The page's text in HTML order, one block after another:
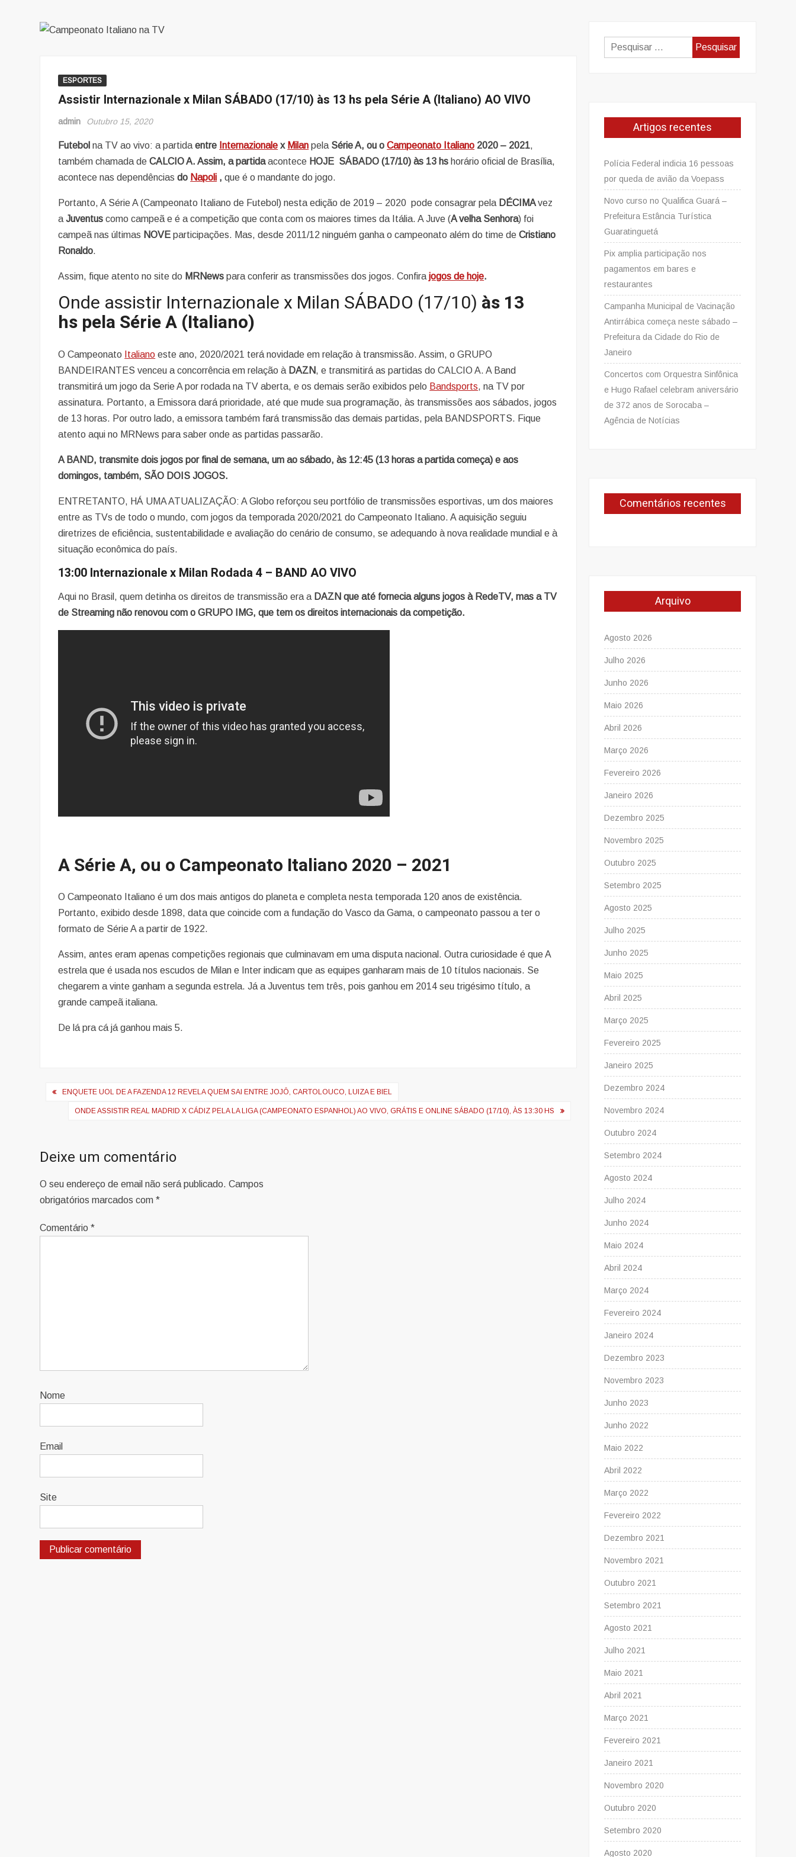
ESPORTES
Assistir Internazionale x Milan SÁBADO (17/10) às 13 hs pela Série A (Italiano) AO VIVO
admin Outubro 15, 2020
Futebolna TV ao vivo: a partidaentre Internazionale x Milan pela Série A, ou oCampeonato Italiano 2020 – 2021,
também chamada deCALCIO A. Assim, a partidaacontece HOJE SÁBADO (17/10) às 13 hs horário oficial de Brasília,
acontece nas dependências do Napoli , que é o mandante do jogo.
Portanto, A Série A (Campeonato Italiano de Futebol) nesta edição de 2019 – 2020 pode consagrar pela DÉCIMAvez
aJuventus como campeã e é a competição que conta com os maiores times da Itália. A Juve (A velha Senhora) foi
campeã nas últimas NOVE participações. Mas, desde 2011/12 ninguém ganha o campeonato além do time deCristiano
Ronaldo.
Assim, fique atento no site do MRNews para conferir as transmissões dos jogos. Confirajogos de hoje.
Onde assistir Internazionale x Milan SÁBADO (17/10) às 13
hs pela Série A (Italiano)
O Campeonato Italiano este ano, 2020/2021 terá novidade em relação à transmissão. Assim, o GRUPO
BANDEIRANTES venceu a concorrência em relação à DAZN, e transmitirá as partidas do CALCIO A. A Band
transmitirá um jogo da Serie A por rodada na TV aberta, e os demais serão exibidos pelo Bandsports, na TV por
assinatura. Portanto, a Emissora dará prioridade, até que mude sua programação, às transmissões aos sábados, jogos
de 13 horas. Por outro lado, a emissora também fará transmissão das demais partidas, pela BANDSPORTS. Fique
atento aqui no MRNews para saber onde as partidas passarão.
A BAND, transmite dois jogos por final de semana, um ao sábado, às 12:45 (13 horas a partida começa) e aos
domingos, também, SÃO DOIS JOGOS.
ENTRETANTO, HÁ UMA ATUALIZAÇÃO: A Globo reforçou seu portfólio de transmissões esportivas, um dos maiores
entre as TVs de todo o mundo, com jogos da temporada 2020/2021 do Campeonato Italiano. A aquisição seguiu
diretrizes de eficiência, sustentabilidade e avaliação do cenário de consumo, se adequando à nova realidade mundial e à
situação econômica do país.
13:00 Internazionale x Milan Rodada 4 – BAND AO VIVO
Aqui no Brasil, quem detinha os direitos de transmissão era a DAZN que até fornecia alguns jogos à RedeTV, mas a TV
de Streaming não renovou com o GRUPO IMG, que tem os direitos internacionais da competição.
ASérie A, ou o Campeonato Italiano 2020 – 2021
O Campeonato Italiano é um dos mais antigos do planeta e completa nesta temporada 120 anos de existência.
Portanto, exibido desde 1898, data que coincide com a fundação do Vasco da Gama, o campeonato passou a ter o
formato de Série A a partir de 1922.
Assim, antes eram apenas competições regionais que culminavam em uma disputa nacional. Outra curiosidade é que A
estrela que é usada nos escudos de Milan e Inter indicam que as equipes ganharam mais de 10 títulos nacionais. Se
chegarem a vinte ganham a segunda estrela. Já a Juventus tem três, pois ganhou em 2014 seu trigésimo título, a
grande campeã italiana.
De lá pra cá já ganhou mais 5.
Navegação
ENQUETE UOL DE A FAZENDA 12 REVELA QUEM SAI ENTRE JOJÔ, CARTOLOUCO, LUIZA E BIEL
ONDE ASSISTIR REAL MADRID X CÁDIZ PELA LA LIGA (CAMPEONATO ESPANHOL) AO VIVO, GRÁTIS E ONLINE SÁBADO (17/10), ÀS 13:30 HS
Deixe um comentário
O seu endereço de email não será publicado. Campos
obrigatórios marcados com*
Comentário*
Nome
Email
Site
Pesquisar
por:
Artigos recentes
Polícia Federal indicia 16 pessoas
por queda de avião da Voepass
Novo curso no Qualifica Guará –
Prefeitura Estância Turística
Guaratinguetá
Pix amplia participação nos
pagamentos em bares e
restaurantes
Campanha Municipal de Vacinação
Antirrábica começa neste sábado –
Prefeitura da Cidade do Rio de
Janeiro
Concertos com Orquestra Sinfônica
e Hugo Rafael celebram aniversário
de 372 anos de Sorocaba –
Agência de Notícias
Comentários recentes
Arquivo
Agosto 2026
Julho 2026
Junho 2026
Maio 2026
Abril 2026
Março 2026
Fevereiro 2026
Janeiro 2026
Dezembro 2025
Novembro 2025
Outubro 2025
Setembro 2025
Agosto 2025
Julho 2025
Junho 2025
Maio 2025
Abril 2025
Março 2025
Fevereiro 2025
Janeiro 2025
Dezembro 2024
Novembro 2024
Outubro 2024
Setembro 2024
Agosto 2024
Julho 2024
Junho 2024
Maio 2024
Abril 2024
Março 2024
Fevereiro 2024
Janeiro 2024
Dezembro 2023
Novembro 2023
Junho 2023
Junho 2022
Maio 2022
Abril 2022
Março 2022
Fevereiro 2022
Dezembro 2021
Novembro 2021
Outubro 2021
Setembro 2021
Agosto 2021
Julho 2021
Maio 2021
Abril 2021
Março 2021
Fevereiro 2021
Janeiro 2021
Novembro 2020
Outubro 2020
Setembro 2020
Agosto 2020